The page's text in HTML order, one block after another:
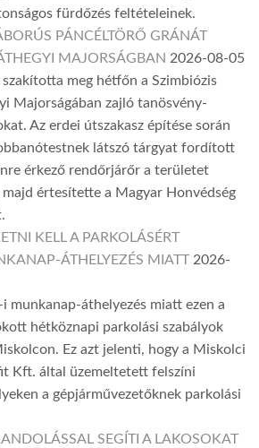
fürdőzés feltételeinek.
PÁNCÉLTÖRŐ GRÁNÁT
MAJORSÁGBAN 2026-08-05
szakította meg hétfőn a Szimbiózis
Majorságában zajló tanösvény-
Az erdei útszakasz építése során
látszó tárgyat fordított
érkező rendőrjárőr a területet
értesítette a Magyar Honvédség
KELL A PARKOLÁSÉRT
ÁTHELYEZÉS MIATT 2026-
munkanap-áthelyezés miatt ezen a
hétköznapi parkolási szabályok
Ez azt jelenti, hogy a Miskolci
Kft. által üzemeltetett felszíni
a gépjárművezetőknek parkolási
SEGÍTI A LAKOSOKAT